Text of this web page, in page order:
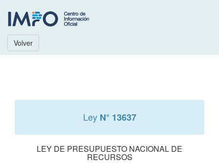
Volver
Ley N° 13637
LEY DE PRESUPUESTO NACIONAL DE
RECURSOS